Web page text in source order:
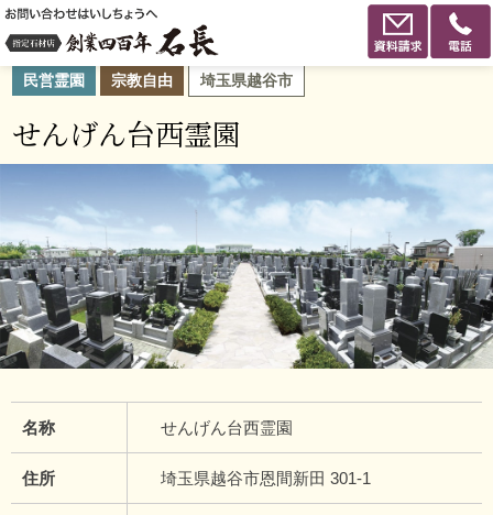
民営霊園 宗教自由 埼玉県越谷市
せんげん台西霊園
名称 せんげん台西霊園
住所 埼玉県越谷市恩間新田 301-1